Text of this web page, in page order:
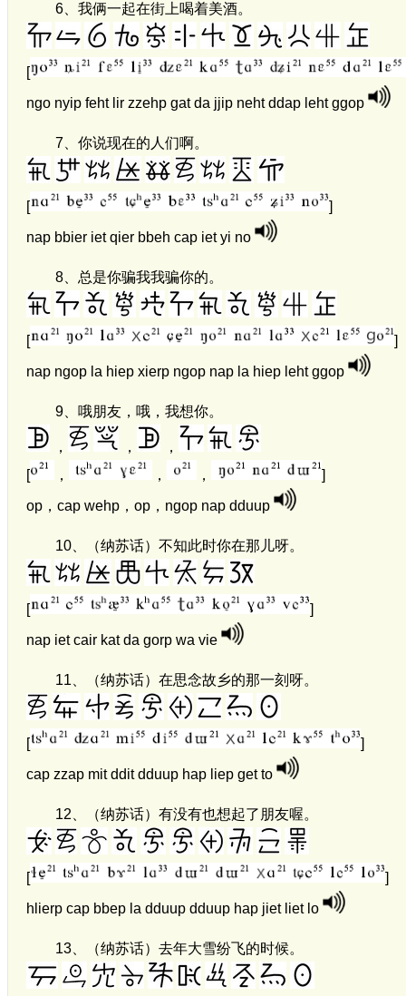
6、 我俩一起在街上喝着美酒。
[
ngo nyip feht lir zzehp gat da jjip neht ddap leht ggop
7、 你说现在的人们啊。
[
]
nap bbier iet qier bbeh cap iet yi no
8、 总是你骗我我骗你的。
[
]
nap ngop la hiep xierp ngop nap la hiep leht ggop
9、 哦朋友，哦，我想你。
， ，
，
[
， ， ，
]
op，cap wehp，op，ngop nap dduup
10、 （纳苏话）不知此时你在那儿呀。
[
]
nap iet cair kat da gorp wa vie
11、 （纳苏话）在思念故乡的那一刻呀。
[
]
cap zzap mit ddit dduup hap liep get to
12、 （纳苏话）有没有也想起了朋友喔。
[
]
hlierp cap bbep la dduup dduup hap jiet liet lo
13、 （纳苏话）去年大雪纷飞的时候。